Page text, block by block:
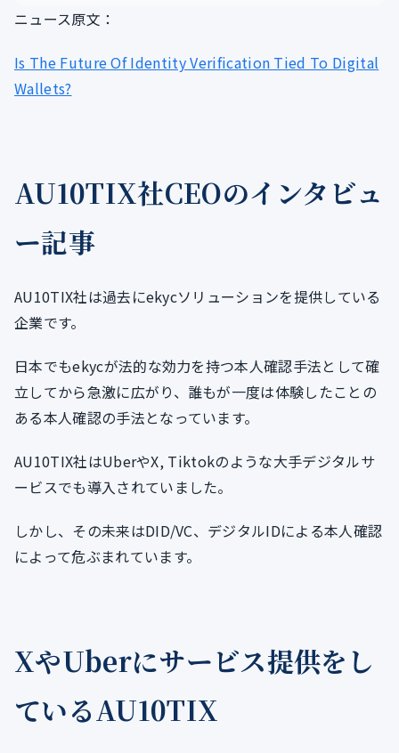
ニュース原文：
Is The Future Of Identity Verification Tied To Digital
Wallets?
AU10TIX社CEOのインタビュ
ー記事
AU10TIX社は過去にekycソリューションを提供している
企業です。
日本でもekycが法的な効力を持つ本人確認手法として確
立してから急激に広がり、誰もが一度は体験したことの
ある本人確認の手法となっています。
AU10TIX社はUberやX, Tiktokのような大手デジタルサ
ービスでも導入されていました。
しかし、その未来はDID/VC、デジタルIDによる本人確認
によって危ぶまれています。
XやUberにサービス提供をし
ているAU10TIX